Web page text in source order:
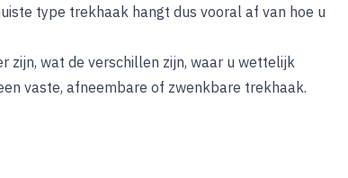
type trekhaak hangt dus vooral af van hoe u
zijn, wat de verschillen zijn, waar u wettelijk
vaste, afneembare of zwenkbare trekhaak.